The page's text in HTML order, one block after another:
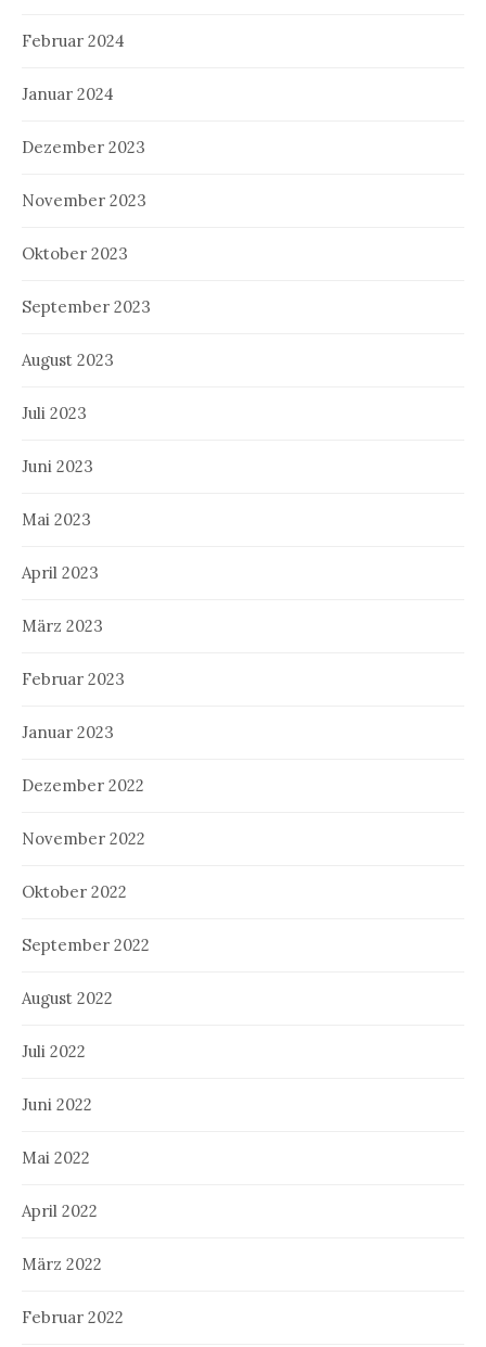
Februar 2024
Januar 2024
Dezember 2023
November 2023
Oktober 2023
September 2023
August 2023
Juli 2023
Juni 2023
Mai 2023
April 2023
März 2023
Februar 2023
Januar 2023
Dezember 2022
November 2022
Oktober 2022
September 2022
August 2022
Juli 2022
Juni 2022
Mai 2022
April 2022
März 2022
Februar 2022